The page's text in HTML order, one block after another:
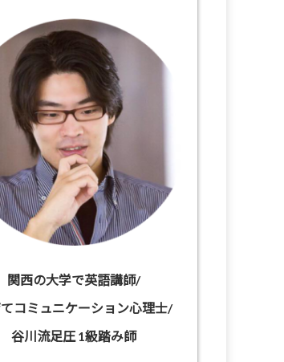
関西の大学で英語講師/
コミュニケーション心理士/
谷川流足圧 1級踏み師